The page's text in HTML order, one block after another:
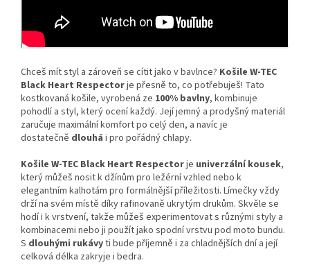
Chceš mít styl a zároveň se cítit jako v bavlnce? Košile W-TEC
Black Heart Respectorje přesně to, co potřebuješ! Tato
kostkovaná košile, vyrobená ze 100% bavlny, kombinuje
pohodlí a styl, který ocení každý. Její jemný a prodyšný materiál
zaručuje maximální komfort po celý den, a navíc je
dostatečně dlouhá i pro pořádný chlapy.
Košile W-TEC Black Heart Respectorje univerzální kousek,
který můžeš nosit k džínům pro ležérní vzhled nebo k
elegantním kalhotám pro formálnější příležitosti. Límečky vždy
drží na svém místě díky rafinovaně ukrytým drukům. Skvěle se
hodí i k vrstvení, takže můžeš experimentovat s různými styly a
kombinacemi nebo ji použít jako spodní vrstvu pod moto bundu.
S dlouhými rukávyti bude příjemně i za chladnějších dní a její
celková délka zakryje i bedra.